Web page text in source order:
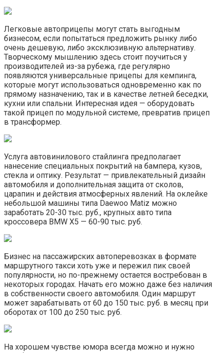
Легковые автоприцепы могут стать выгодным
бизнесом, если попытаться предложить рынку либо
очень дешевую, либо эксклюзивную альтернативу.
Творческому мышлению здесь стоит поучиться у
производителей из-за рубежа, где регулярно
появляются универсальные прицепы для кемпинга,
которые могут использоваться одновременно как по
прямому назначению, так и в качестве летней беседки,
кухни или спальни. Интересная идея — оборудовать
такой прицеп по модульной системе, превратив прицеп
в трансформер.
Услуга автовинилового стайлинга предполагает
нанесение специальных покрытий на бампера, кузов,
стекла и оптику. Результат — привлекательный дизайн
автомобиля и дополнительная защита от сколов,
царапин и действия атмосферных явлений. На оклейке
небольшой машины типа Daewoo Matiz можно
заработать 20-30 тыс. руб., крупных авто типа
кроссовера BMW X5 — 60-90 тыс. руб.
Бизнес на пассажирских автоперевозках в формате
маршрутного такси хоть уже и пережил пик своей
популярности, но по-прежнему остается востребован в
некоторых городах. Начать его можно даже без наличия
в собственности своего автомобиля. Один маршрут
может зарабатывать от 60 до 150 тыс. руб. в месяц при
оборотах от 100 до 250 тыс. руб.
На хорошем чувстве юмора всегда можно и нужно